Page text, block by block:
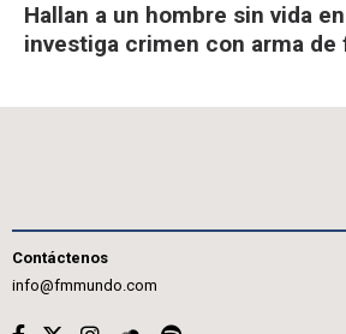
Hallan a un hombre sin vida
investiga crimen con arma de
Contáctenos
info@fmmundo.com